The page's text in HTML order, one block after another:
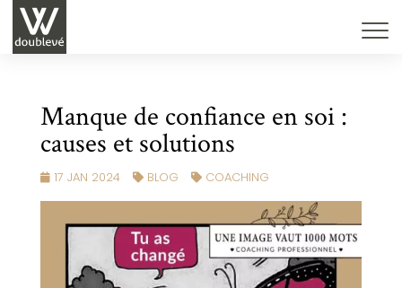
Manque de confiance en soi :
causes et solutions
17 JAN 2024 BLOG COACHING